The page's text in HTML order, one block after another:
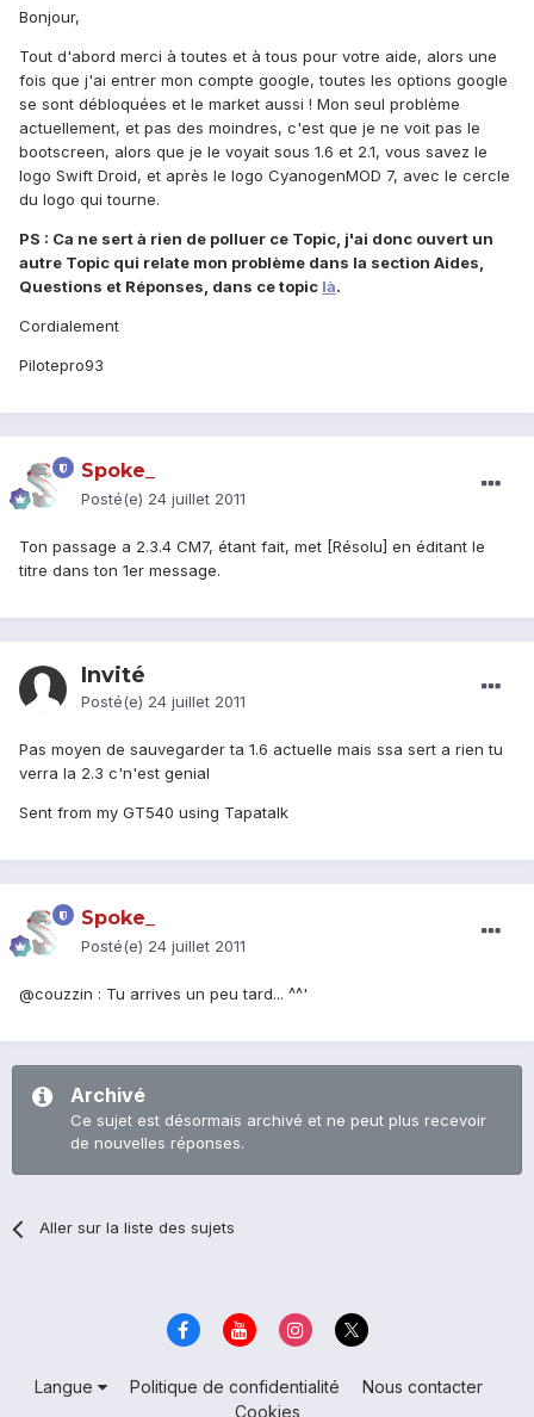
Bonjour,
Tout d'abord merci à toutes et à tous pour votre aide, alors une
fois que j'ai entrer mon compte google, toutes les options google
se sont débloquées et le market aussi ! Mon seul problème
actuellement, et pas des moindres, c'est que je ne voit pas le
bootscreen, alors que je le voyait sous 1.6 et 2.1, vous savez le
logo Swift Droid, et après le logo CyanogenMOD 7, avec le cercle
du logo qui tourne.
PS : Ca ne sert à rien de polluer ce Topic, j'ai donc ouvert un
autre Topic qui relate mon problème dans la section Aides,
Questions et Réponses, dans ce topic là.
Cordialement
Pilotepro93
Spoke_
Posté(e) 24 juillet 2011
Ton passage a 2.3.4 CM7, étant fait, met [Résolu] en éditant le
titre dans ton 1er message.
Invité
Posté(e) 24 juillet 2011
Pas moyen de sauvegarder ta 1.6 actuelle mais ssa sert a rien tu
verra la 2.3 c'n'est genial
Sent from my GT540 using Tapatalk
Spoke_
Posté(e) 24 juillet 2011
@couzzin : Tu arrives un peu tard... ^^'
Archivé
Ce sujet est désormais archivé et ne peut plus recevoir
de nouvelles réponses.
Aller sur la liste des sujets
Langue Politique de confidentialité
Nous contacter
Cookies